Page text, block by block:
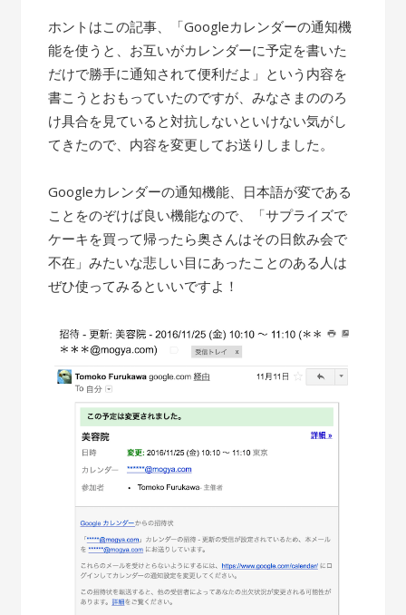
ホントはこの記事、「Googleカレンダーの通知機
能を使うと、お互いがカレンダーに予定を書いた
だけで勝手に通知されて便利だよ」という内容を
書こうとおもっていたのですが、みなさまののろ
け具合を見ていると対抗しないといけない気がし
てきたので、内容を変更してお送りしました。
Googleカレンダーの通知機能、日本語が変である
ことをのぞけば良い機能なので、「サプライズで
ケーキを買って帰ったら奥さんはその日飲み会で
不在」みたいな悲しい目にあったことのある人は
ぜひ使ってみるといいですよ！